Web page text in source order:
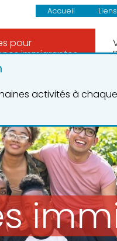
activités à
Accueil
pour
immigrantes